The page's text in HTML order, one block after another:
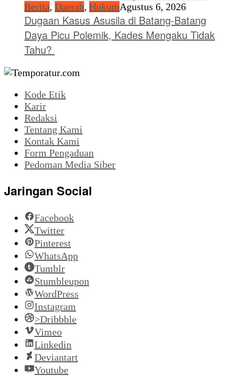
Berita, Daerah, HukumAgustus 6, 2026
Dugaan Kasus Asusila di Batang-Batang
Daya Picu Polemik, Kades Mengaku Tidak
Tahu?
Kode Etik
Karir
Redaksi
Tentang Kami
Kontak Kami
Form Pengaduan
Pedoman Media Siber
Jaringan Social
Facebook
Twitter
Pinterest
WhatsApp
Tumblr
Stumbleupon
WordPress
Instagram
>Dribbble
Vimeo
Linkedin
Deviantart
Youtube